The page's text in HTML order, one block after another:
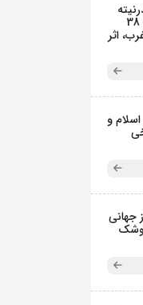
به مناسبت روز جهانی موسیقی؛ 38
اثر
و
جهانی